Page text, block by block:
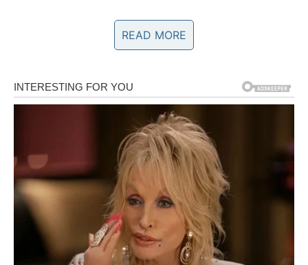
tako kolačići biti hrskaviji i lakši. Pomoću raznih modlica
izrežite oblike po želji – zvezdice, srca, cvetiće ili
preferirate. Ove sitne poslastice ne samo da su ukusne,
već i vizuelno veoma dopadljive, naročito kada ih dodatno
Kolačiće potom složite na pleh obložen papirom za
pečenje, vodeći računa da ostavite malo razmaka
između njih jer će tokom pečenja blago narasti. Rerna
treba da bude prethodno zagrejana na 200 stepeni, a
vreme pečenja je kratko – oko 10 minuta. Važno je da ih
pažljivo pratite jer se brzo zapeku – gotovi su kada ivice
dobiju zlatkastu boju.
READ MORE